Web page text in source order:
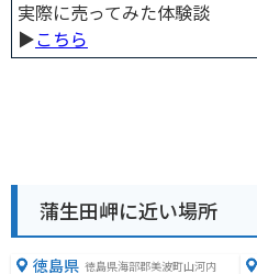
実際に売ってみた体験談
▶︎こちら
蒲生田岬に近い場所
徳島県 徳島県海部郡美波町山河内